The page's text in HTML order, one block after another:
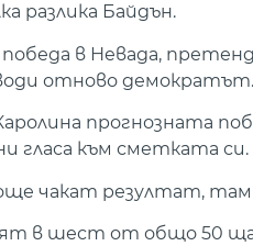
разлика Байдън.
победа в Невада,
отново демократът.
прогнозната
гласа към сметката си.
чакат резултат,
в шест от общо 50